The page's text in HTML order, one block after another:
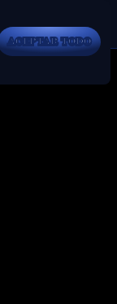
ACEPTAR TODO